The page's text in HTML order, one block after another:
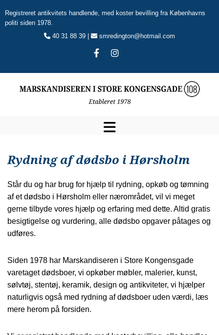
Registreret antikvitets handlende, med koster bevilling fra Københavns
politi siden 1978.
 40 31 88 39 |  smredington@hotmail.com
Rydning af dødsbo i Hørsholm
Står du og har brug for hjælp til rydning, opkøb og tømning
af et dødsbo i Hørsholm eller nærområdet, vil vi meget
gerne tilbyde vores hjælp og erfaring med dette. Altid gratis
besigtigelse og vurdering, alle dødsbo opgaver påtages og
udføres.
Siden 1978 har Marskandiseren i Store Kongensgade
varetaget dødsboer, vi opkøber møbler, malerier, kunst,
sølvtøj, stentøj, keramik, design og antikviteter, vi hjælper
naturligvis også med rydning af dødsboer uden værdi, læs
mere herom på forsiden.